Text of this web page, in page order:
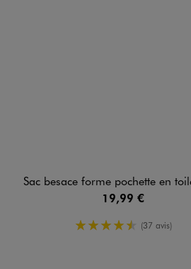
Sac besace forme pochette en toile pailletée
19,99 €
4.5/5 de moyenne
(37 avis)